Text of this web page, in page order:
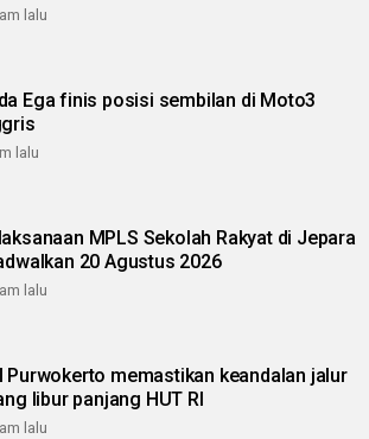
lalu
Ega finis posisi sembilan di Moto3
lalu
MPLS Sekolah Rakyat di Jepara
20 Agustus 2026
lalu
Purwokerto memastikan keandalan jalur
libur panjang HUT RI
lalu